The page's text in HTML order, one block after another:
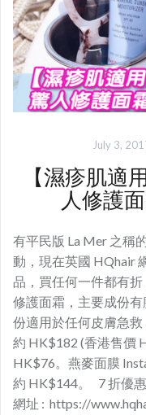
July 3,
【濕疹肌適
人修護
有平民版 La Mer 之稱
動，現在英國 HQhair
品，買任何一件都有折
修護面霜，主要成份
份適用於任何皮膚急
約 HK$182 (香港售價
HK$76。燕麥面膜
約 HK$144。 7 折優
網址 : https://